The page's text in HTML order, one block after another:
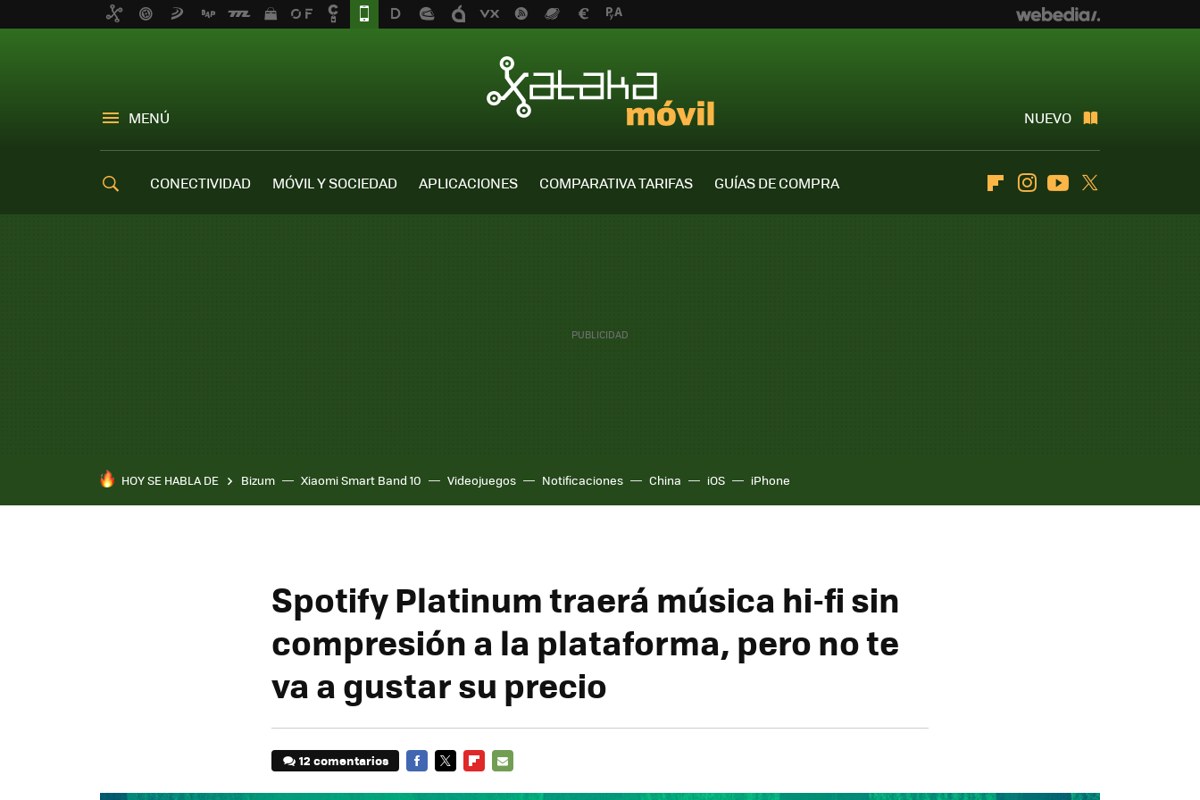
MENÚ NUEVO
CONECTIVIDAD MÓVIL Y SOCIEDAD APLICACIONES COMPARATIVA TARIFAS
GUÍAS DE COMPRA
FlipboardInstagramYoutube
HOY SE HABLA DE Bizum Xiaomi Smart Band 10 Videojuegos Notificaciones China iOS iPhone
Spotify Platinum traerá música hi-fi sin
compresión a la plataforma, pero no te
va a gustar su precio
12 comentarios